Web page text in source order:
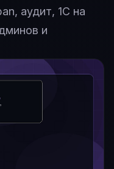
аудит, 1С на
и